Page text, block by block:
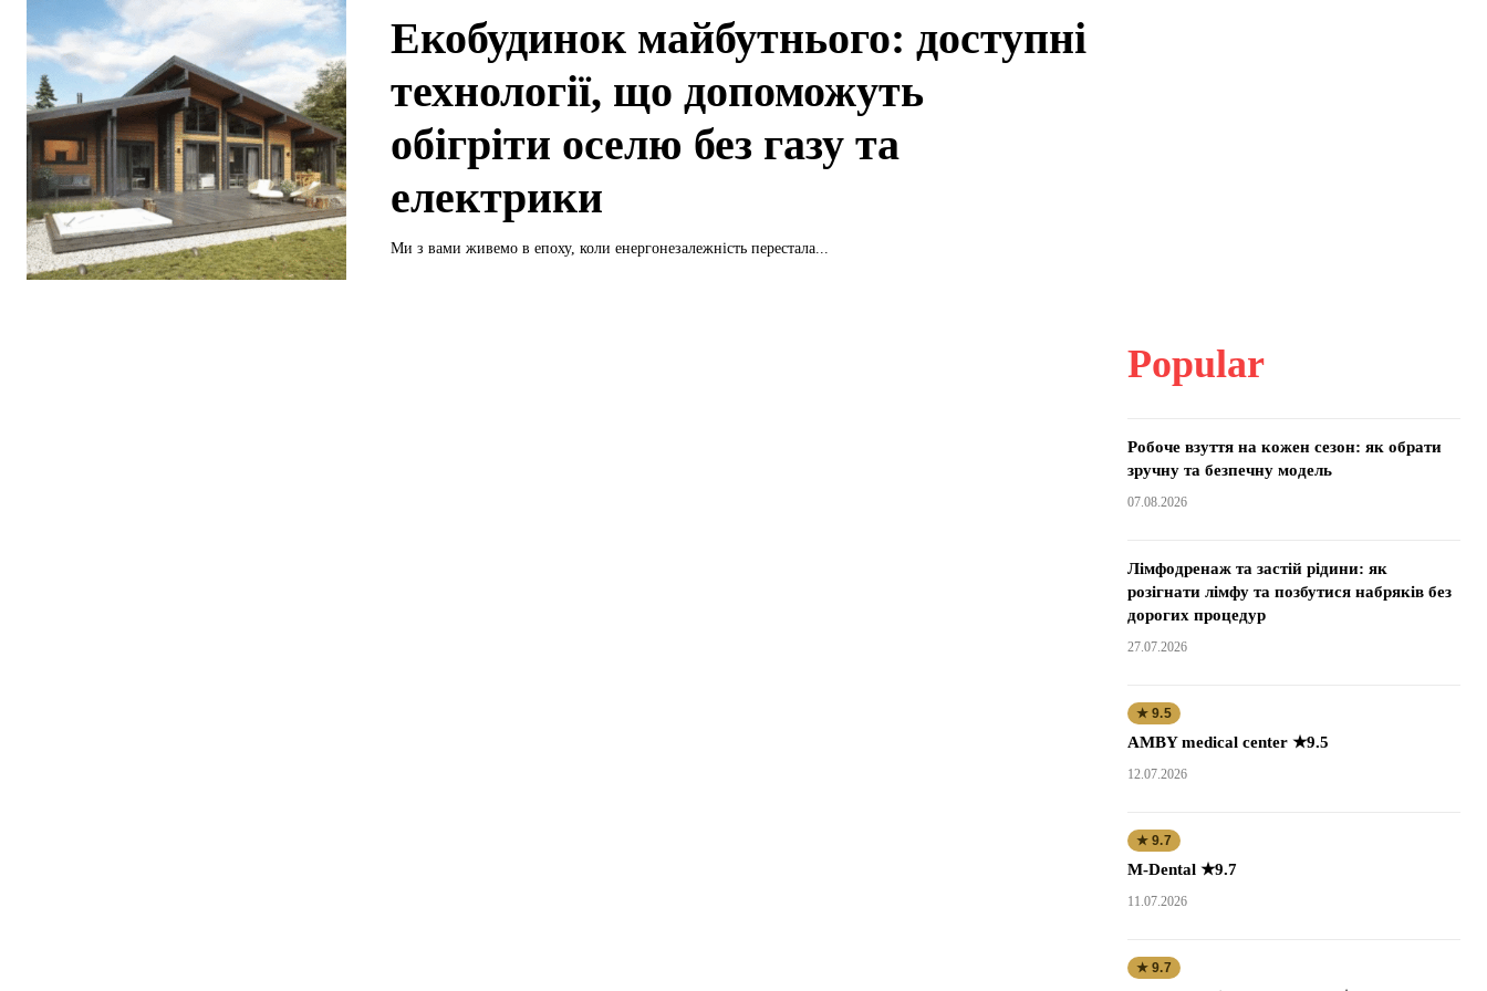
Екобудинок майбутнього: доступні
технології, що допоможуть
обігріти оселю без газу та
електрики
Ми з вами живемо в епоху, коли енергонезалежність перестала...
Popular
Робоче взуття на кожен сезон: як обрати
зручну та безпечну модель
07.08.2026
Лімфодренаж та застій рідини: як
розігнати лімфу та позбутися набряків без
дорогих процедур
27.07.2026
★ 9.5
AMBY medical center ★9.5
12.07.2026
★ 9.7
M-Dental ★9.7
11.07.2026
★ 9.7